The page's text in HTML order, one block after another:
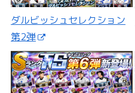
ダルビッシュセレクション
第2弾